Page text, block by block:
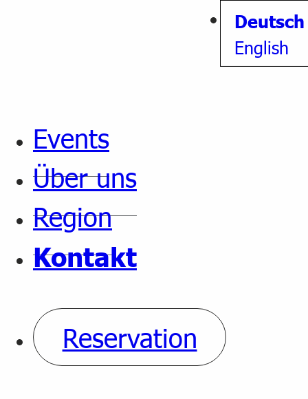
Events
Über uns
Region
Kontakt
Reservation
Deutsch
English